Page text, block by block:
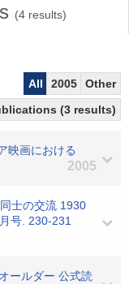
(4results)
All 2005
Other
(3 results)
映画における
2005
士の交流 1930
号. 230-231
ールダー 公式読